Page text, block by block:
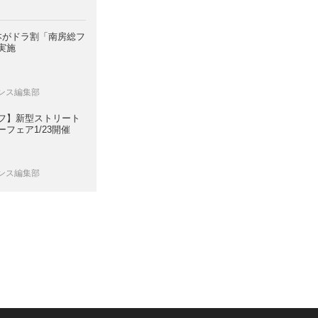
ドラ割「南房総フ
施
ス編集部
】新型ストリート
フェア1/23開催
ス編集部